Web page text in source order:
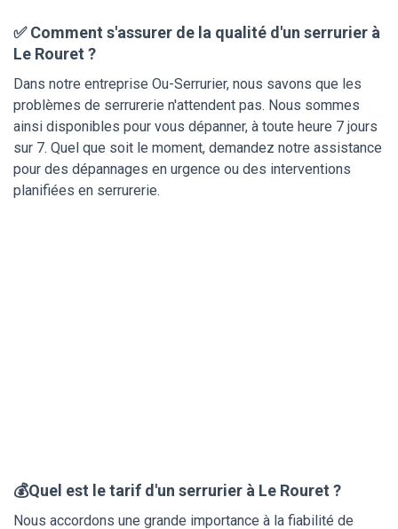
✅ Comment s'assurer de la qualité d'un serrurier à
Le Rouret ?
Dans notre entreprise Ou-Serrurier, nous savons que les
problèmes de serrurerie n'attendent pas. Nous sommes
ainsi disponibles pour vous dépanner, à toute heure 7 jours
sur 7. Quel que soit le moment, demandez notre assistance
pour des dépannages en urgence ou des interventions
planifiées en serrurerie.
💰Quel est le tarif d'un serrurier à Le Rouret ?
Nous accordons une grande importance à la fiabilité de